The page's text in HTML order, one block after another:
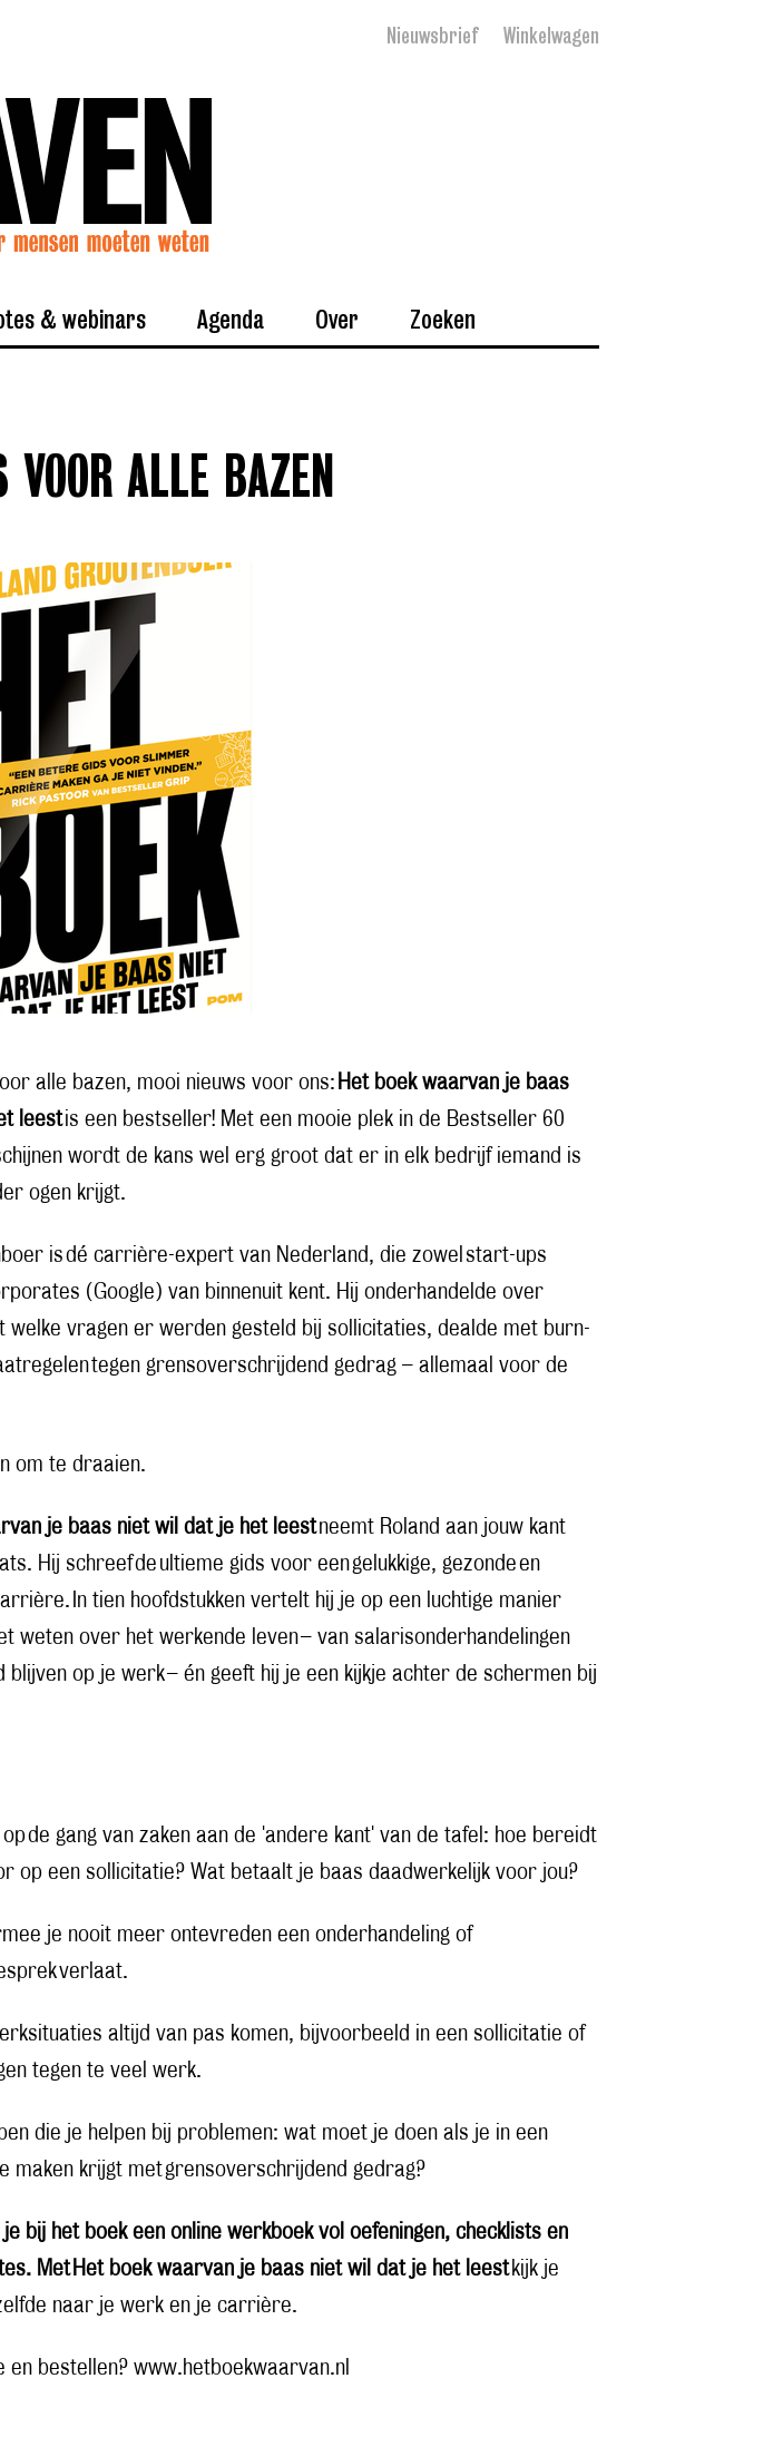
Nieuwsbrief Winkelwagen
& webinars Agenda Over Zoeken
VOOR ALLE BAZEN
alle bazen, mooi nieuws voor ons: Het boek waarvan je baas
leestis een bestseller! Met een mooie plek in de Bestseller 60
wordt de kans wel erg groot dat er in elk bedrijf iemand is
ogen krijgt.
is dé carrière-expert van Nederland, die zowel start-ups
(Google) van binnenuit kent. Hij onderhandelde over
welke vragen er werden gesteld bij sollicitaties, dealde met burn-
tegen grensoverschrijdend gedrag – allemaal voor de
om te draaien.
je baas niet wil dat je het leestneemt Roland aan jouw kant
Hij schreefde ultieme gids voor een gelukkige, gezonde en
In tien hoofdstukken vertelt hij je op een luchtige manier
weten over het werkende leven – van salarisonderhandelingen
op je werk – én geeft hij je een kijkje achter de schermen bij
op de gang van zaken aan de 'andere kant' van de tafel: hoe bereidt
op een sollicitatie? Wat betaalt je baas daadwerkelijk voor jou?
je nooit meer ontevreden een onderhandeling of
verlaat.
altijd van pas komen, bijvoorbeeld in een sollicitatie of
tegen te veel werk.
die je helpen bij problemen: wat moet je doen als je in een
maken krijgt met grensoverschrijdend gedrag?
bij het boek een online werkboek vol oefeningen, checklists en
Met Het boek waarvan je baas niet wil dat je het leestkijk je
naar je werk en je carrière.
en bestellen? www.hetboekwaarvan.nl